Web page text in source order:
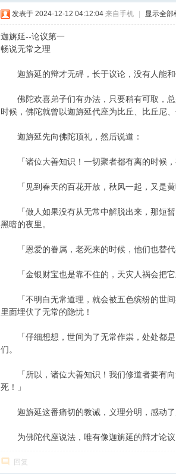
发表于 2024-12-12 04:12:04 来自手机 显示全部
迦旃延--论议第一
畅说无常之理
迦旃延的辩才无碍，长于议论，没有人能和
佛陀欢喜弟子们有办法，只要稍有可取，总
时候，佛陀就曾以迦旃延代座为比丘、比丘尼
迦旃延先向佛陀顶礼，然后说道：
「诸位大善知识！一切聚者都有离的时候，
「见到春天的百花开放，秋风一起，又是黄
「做人如果没有从无常中解脱出来，那短暂
黑暗的夜里。
「恩爱的眷属，老死来的时候，他们也替代
「金银财宝也是靠不住的，天灾人祸会把它
「不明白无常道理，就会被五色缤纷的世间
里面埋伏了无常的隐忧！
「仔细想想，世间为了无常作祟，处处都是
们。
「所以，诸位大善知识！我们修道者要有向
死！」
迦旃延这番痛切的教诫，义理分明，感动了
为佛陀代座说法，唯有像迦旃延的辩才论议
回复